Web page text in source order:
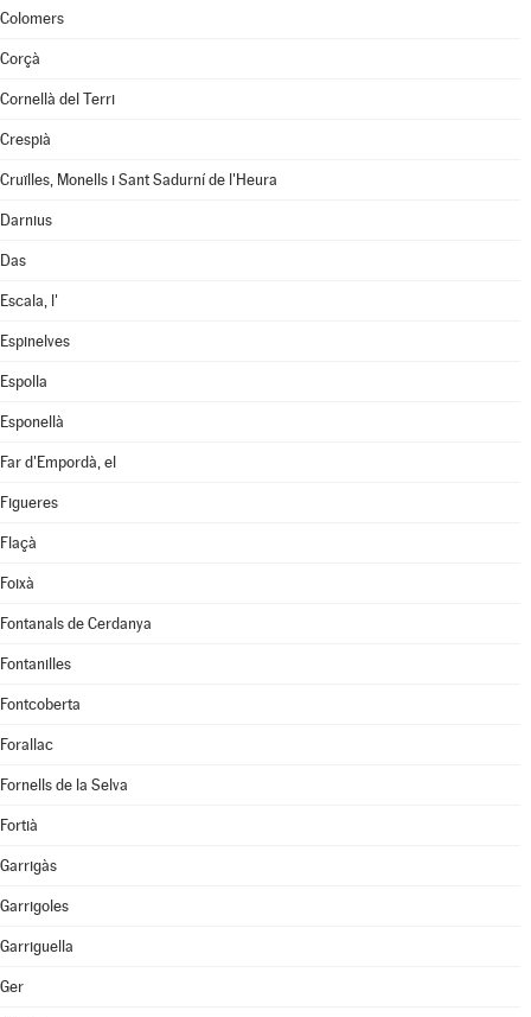
Colomers
Corçà
Cornellà del Terri
Crespià
Cruïlles, Monells i Sant Sadurní de l'Heura
Darnius
Das
Escala, l'
Espinelves
Espolla
Esponellà
Far d'Empordà, el
Figueres
Flaçà
Foixà
Fontanals de Cerdanya
Fontanilles
Fontcoberta
Forallac
Fornells de la Selva
Fortià
Garrigàs
Garrigoles
Garriguella
Ger